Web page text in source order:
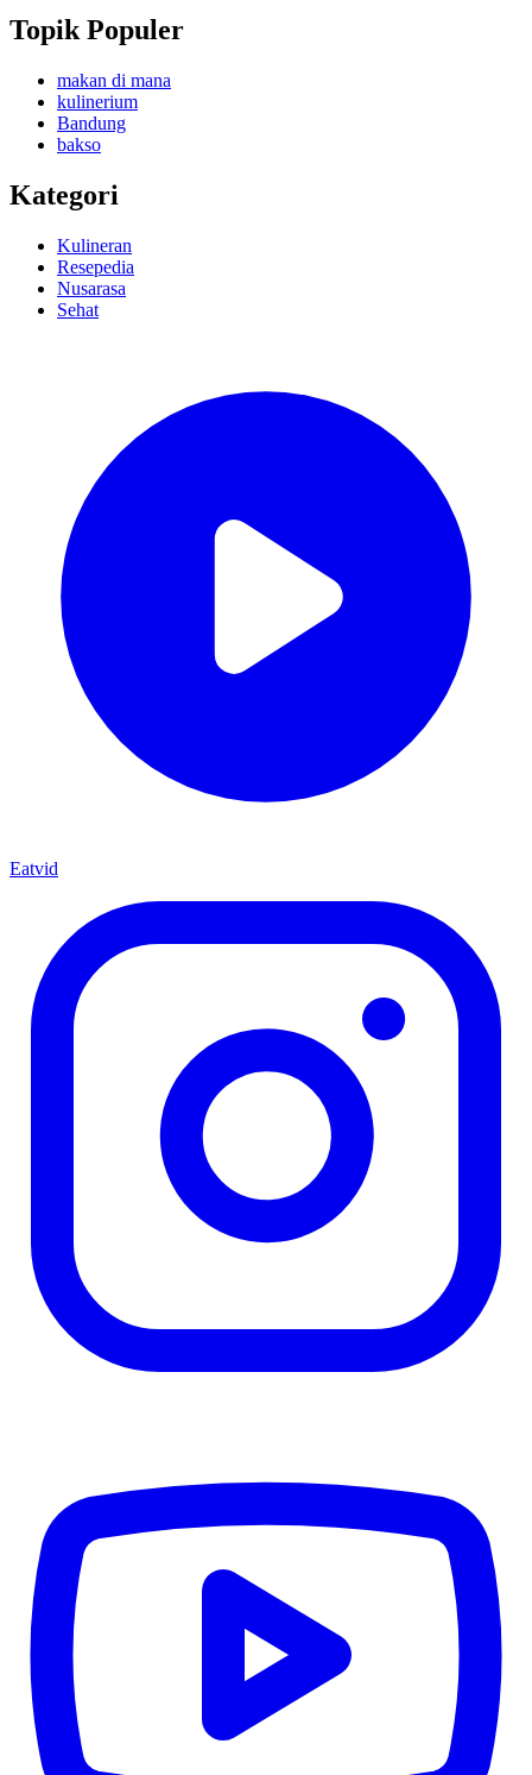
Topik Populer
makan di mana
kulinerium
Bandung
bakso
Kategori
Kulineran
Resepedia
Nusarasa
Sehat
Eatvid